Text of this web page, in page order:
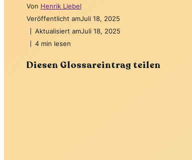
Von Henrik Liebel
Veröffentlicht amJuli 18, 2025
Aktualisiert amJuli 18, 2025
4 min lesen
Diesen Glossareintrag teilen